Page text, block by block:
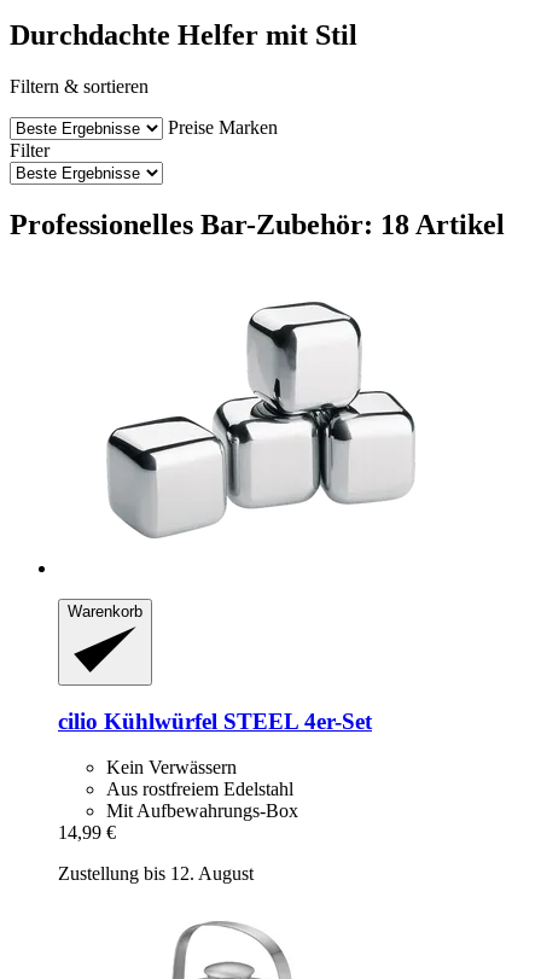
Durchdachte Helfer mit Stil
Filtern & sortieren
Preise Marken
Filter
Professionelles Bar-Zubehör: 18 Artikel
Warenkorb
cilio Kühlwürfel STEEL 4er-​Set
Kein Verwässern
Aus rostfreiem Edelstahl
Mit Aufbewahrungs-Box
14,99 €
Zustellung bis 12. August